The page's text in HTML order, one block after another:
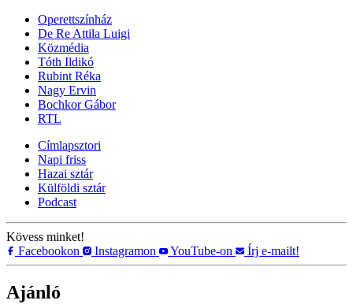
Operettszínház
De Re Attila Luigi
Közmédia
Tóth Ildikó
Rubint Réka
Nagy Ervin
Bochkor Gábor
RTL
Címlapsztori
Napi friss
Hazai sztár
Külföldi sztár
Podcast
Kövess minket!
Facebookon
Instagramon YouTube-on Írj e-mailt!
Ajánló